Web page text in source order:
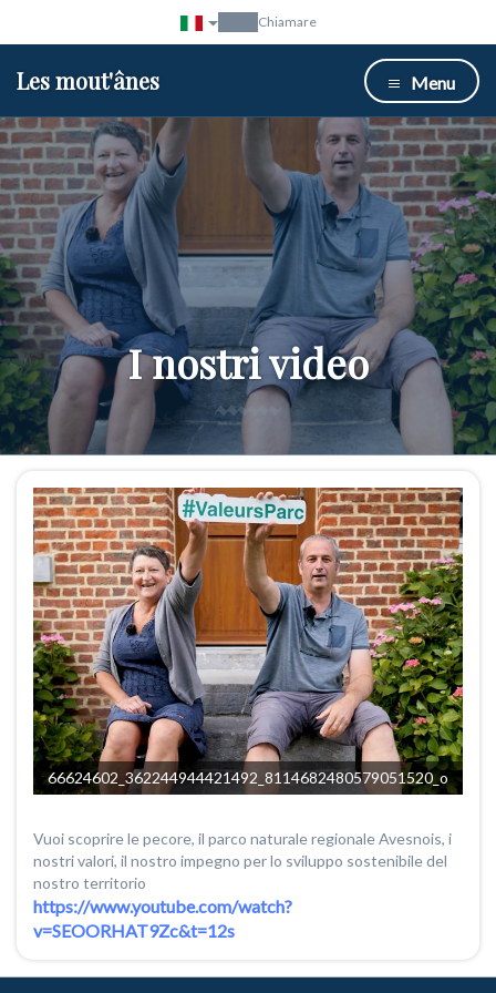
Chiamare
Les mout'ânes Menu
I nostri video
66624602_362244944421492_8114682480579051520_o
Vuoi scoprire le pecore, il parco naturale regionale Avesnois, i
nostri valori, il nostro impegno per lo sviluppo sostenibile del
nostro territorio
https://www.youtube.com/watch?
v=SEOORHAT9Zc&t=12s